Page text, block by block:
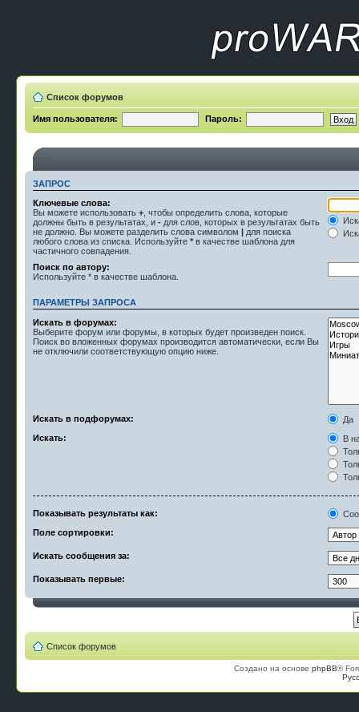
Список форумов
Имя пользователя: Пароль:
ЗАПРОС
Ключевые слова:
Вы можете использовать + , чтобы определить слова, которые
должны быть в результатах, и - для слов, которых в результатах быть
не должно. Вы можете разделить слова символом | для поиска
любого слова из списка. Используйте * в качестве шаблона для
частичного совпадения.
Поиск по автору:
Используйте * в качестве шаблона.
ПАРАМЕТРЫ ЗАПРОСА
Искать в форумах:
Выберите форум или форумы, в которых будет произведен поиск.
Поиск во вложенных форумах производится автоматически, если Вы
не отключили соответствующую опцию ниже.
Искать в подфорумах:
Да
Искать:
В
Показывать результаты как:
Поле сортировки:
Искать сообщения за:
Показывать первые:
Список форумов
Создано на основе phpBB®